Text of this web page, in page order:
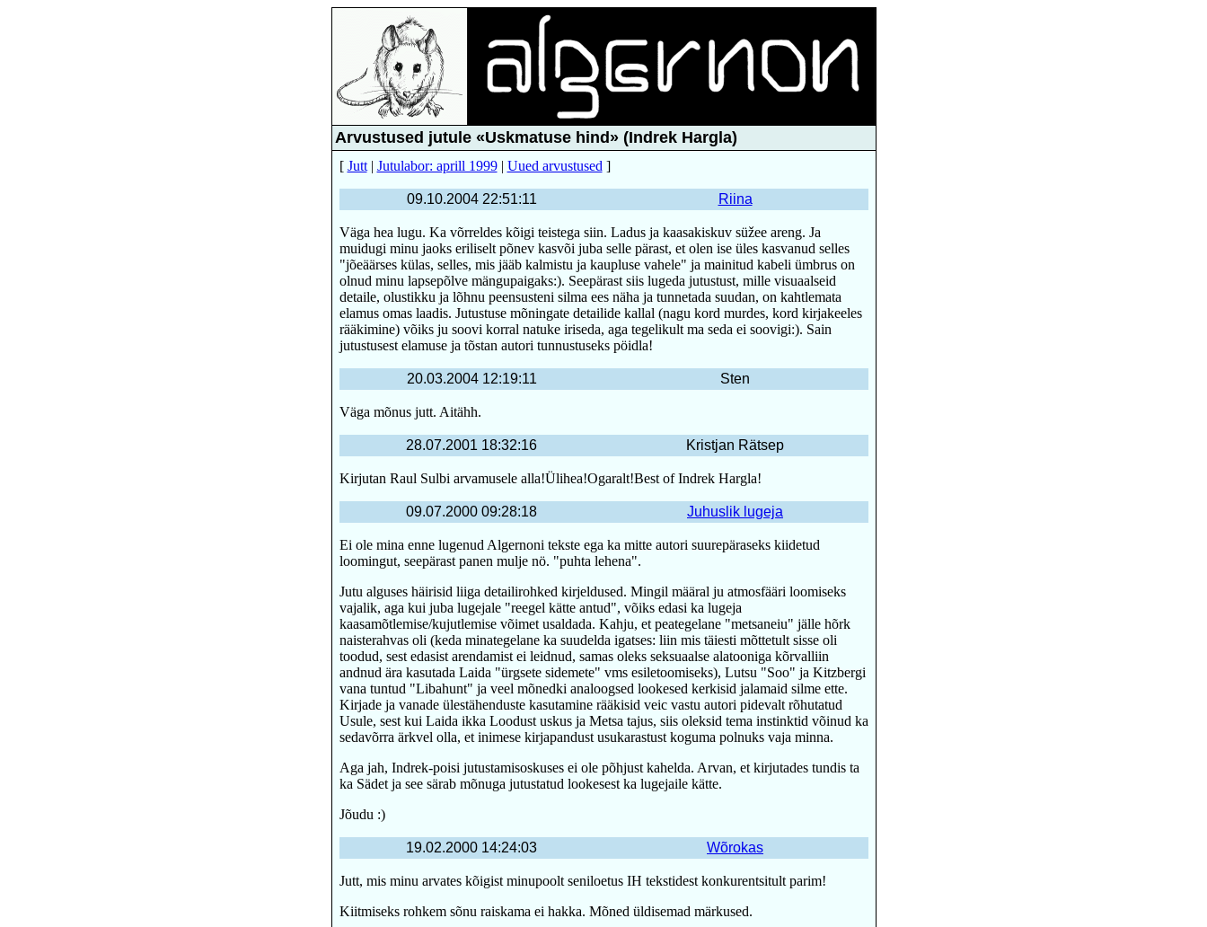
Arvustused jutule «Uskmatuse hind» (Indrek Hargla)
[ Jutt| Jutulabor: aprill 1999| Uued arvustused ]
09.10.2004 22:51:11 Riina
Väga hea lugu. Ka võrreldes kõigi teistega siin. Ladus ja kaasakiskuv süžee areng. Ja
muidugi minu jaoks eriliselt põnev kasvõi juba selle pärast, et olen ise üles kasvanud selles
"jõeäärses külas, selles, mis jääb kalmistu ja kaupluse vahele" ja mainitud kabeli ümbrus on
olnud minu lapsepõlve mängupaigaks:). Seepärast siis lugeda jutustust, mille visuaalseid
detaile, olustikku ja lõhnu peensusteni silma ees näha ja tunnetada suudan, on kahtlemata
elamus omas laadis. Jutustuse mõningate detailide kallal (nagu kord murdes, kord kirjakeeles
rääkimine) võiks ju soovi korral natuke iriseda, aga tegelikult ma seda ei soovigi:). Sain
jutustusest elamuse ja tõstan autori tunnustuseks pöidla!
20.03.2004 12:19:11 Sten
Väga mõnus jutt. Aitähh.
28.07.2001 18:32:16 Kristjan Rätsep
Kirjutan Raul Sulbi arvamusele alla!Ülihea!Ogaralt!Best of Indrek Hargla!
09.07.2000 09:28:18 Juhuslik lugeja
Ei ole mina enne lugenud Algernoni tekste ega ka mitte autori suurepäraseks kiidetud
loomingut, seepärast panen mulje nö. "puhta lehena".
Jutu alguses häirisid liiga detailirohked kirjeldused. Mingil määral ju atmosfääri loomiseks
vajalik, aga kui juba lugejale "reegel kätte antud", võiks edasi ka lugeja
kaasamõtlemise/kujutlemise võimet usaldada. Kahju, et peategelane "metsaneiu" jälle hõrk
naisterahvas oli (keda minategelane ka suudelda igatses: liin mis täiesti mõttetult sisse oli
toodud, sest edasist arendamist ei leidnud, samas oleks seksuaalse alatooniga kõrvalliin
andnud ära kasutada Laida "ürgsete sidemete" vms esiletoomiseks), Lutsu "Soo" ja Kitzbergi
vana tuntud "Libahunt" ja veel mõnedki analoogsed lookesed kerkisid jalamaid silme ette.
Kirjade ja vanade ülestähenduste kasutamine rääkisid veic vastu autori pidevalt rõhutatud
Usule, sest kui Laida ikka Loodust uskus ja Metsa tajus, siis oleksid tema instinktid võinud ka
sedavõrra ärkvel olla, et inimese kirjapandust usukarastust koguma polnuks vaja minna.
Aga jah, Indrek-poisi jutustamisoskuses ei ole põhjust kahelda. Arvan, et kirjutades tundis ta
ka Sädet ja see särab mõnuga jutustatud lookesest ka lugejaile kätte.
Jõudu :)
19.02.2000 14:24:03 Wõrokas
Jutt, mis minu arvates kõigist minupoolt seniloetus IH tekstidest konkurentsitult parim!
Kiitmiseks rohkem sõnu raiskama ei hakka. Mõned üldisemad märkused.